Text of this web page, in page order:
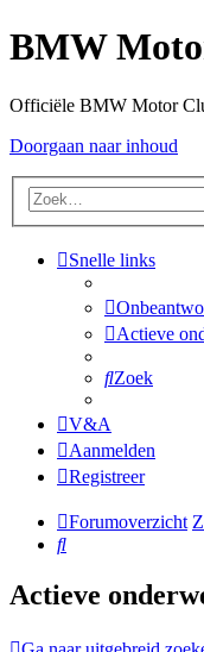
BMW
Officiële BMW Motor
Doorgaan naar inhoud
Snelle links
Actieve
Zoek
V&A
Aanmelden
Registreer
Forumoverzicht
Zoek
Actieve